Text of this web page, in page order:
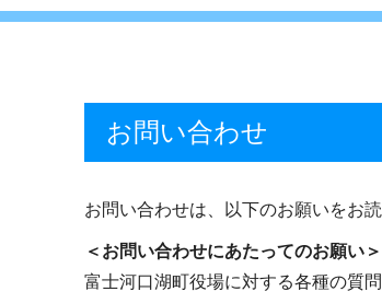
お問い合わせ
お問い合わせは、以下のお願いをお
＜お問い合わせにあたってのお願い＞
富士河口湖町役場に対する各種の質